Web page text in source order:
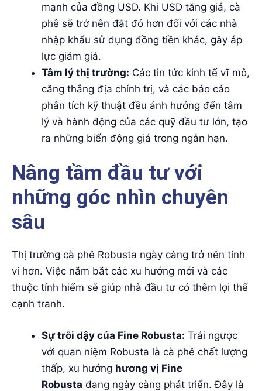
mạnh của đồng USD. Khi USD tăng giá, cà
phê sẽ trở nên đắt đỏ hơn đối với các nhà
nhập khẩu sử dụng đồng tiền khác, gây áp
lực giảm giá.
Tâm lý thị trường: Các tin tức kinh tế vĩ mô,
căng thẳng địa chính trị, và các báo cáo
phân tích kỹ thuật đều ảnh hưởng đến tâm
lý và hành động của các quỹ đầu tư lớn, tạo
ra những biến động giá trong ngắn hạn.
Nâng tầm đầu tư với
những góc nhìn chuyên
sâu
Thị trường cà phê Robusta ngày càng trở nên tinh
vi hơn. Việc nắm bắt các xu hướng mới và các
thuộc tính hiếm sẽ giúp nhà đầu tư có thêm lợi thế
cạnh tranh.
Sự trỗi dậy của Fine Robusta: Trái ngược
với quan niệm Robusta là cà phê chất lượng
thấp, xu hướng hương vị Fine
Robusta đang ngày càng phát triển. Đây là